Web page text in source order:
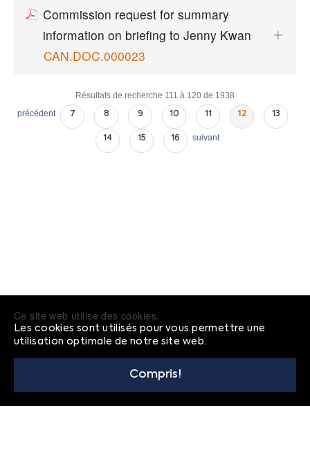
Ce site web utilise des cookies.
Les cookies sont utilisés pour vous permettre une
utilisation optimale de notre site web.
Compris!
Commission request for summary
information on briefing to Jenny Kwan
CAN.DOC.000023
Résultats de recherche 111 à 120 de 1938
précédent
7 8 9 10 11 12 13
14 15 16 suivant